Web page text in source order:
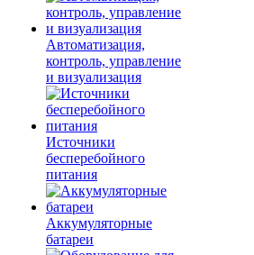
Автоматизация,
контроль, управление
и визуализация
Источники
бесперебойного
питания
Аккумуляторные
батареи